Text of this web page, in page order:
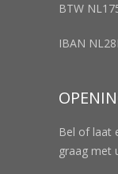
BTW
IBAN
Bel of laat
graag met